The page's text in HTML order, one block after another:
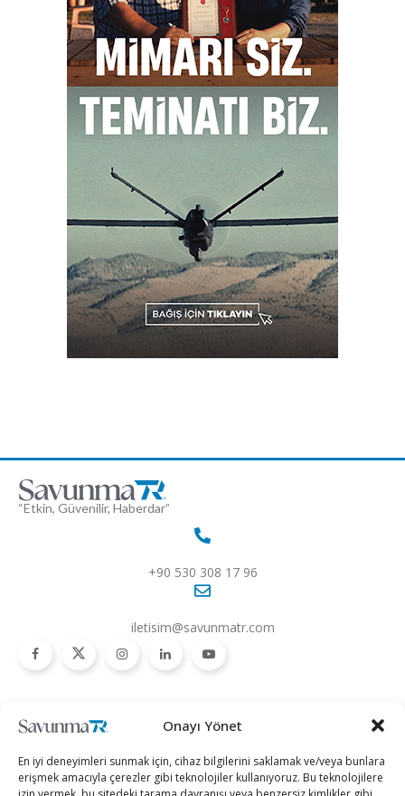
Onayı Yönet
En iyi deneyimleri sunmak için, cihaz bilgilerini saklamak ve/veya bunlara
erişmek amacıyla çerezler gibi teknolojiler kullanıyoruz. Bu teknolojilere
“Etkin, Güvenilir, Haberdar”
+90 530 308 17 96
iletisim@savunmatr.com
Savunma Sanayii
Hava Platformları
Kategoriler
Siber Güvenlik
SavunmaTR
Hakkımızda